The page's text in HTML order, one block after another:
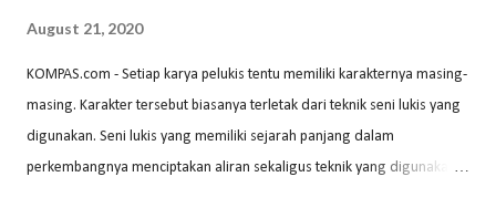
August 21, 2020
KOMPAS.com - Setiap karya pelukis tentu memiliki karakternya masing-
masing. Karakter tersebut biasanya terletak dari teknik seni lukis yang
digunakan. Seni lukis yang memiliki sejarah panjang dalam
perkembangnya menciptakan aliran sekaligus teknik yang digunakan.